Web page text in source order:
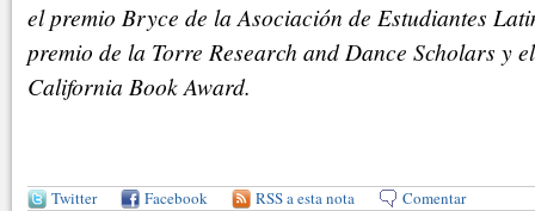
el premio Bryce de la Asociación de Estudiantes
premio de la Torre Research and Dance Scholars y
California Book Award.
Twitter Facebook RSS a esta nota Comentar